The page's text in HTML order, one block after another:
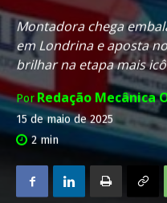
Montadora chega
em Londrina e aposta
brilhar na etapa mais
Por Redação Mecânica
15 de maio de 2025
2min